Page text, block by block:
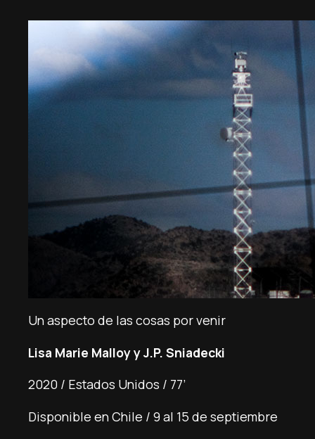
Un aspecto de las cosas por venir
Lisa Marie Malloy y J.P. Sniadecki
2020 / Estados Unidos / 77’
Disponible en Chile / 9 al 15 de septiembre